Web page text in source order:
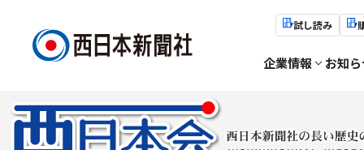
試し読み
企業情報 お知